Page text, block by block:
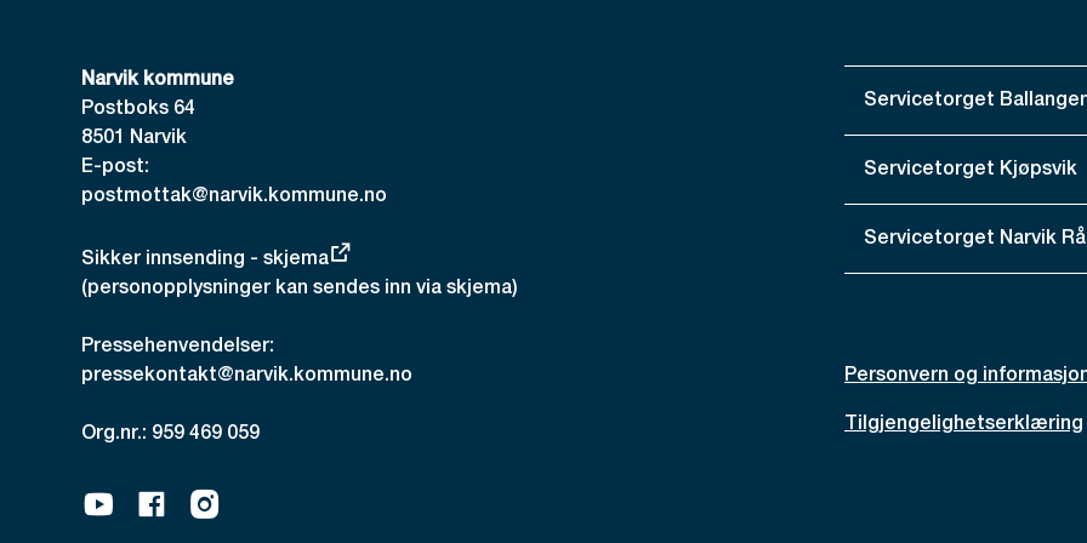
Narvik kommune
Postboks 64
8501 Narvik
E-post:
postmottak@narvik.kommune.no
Sikker innsending - skjema
(personopplysninger kan sendes inn via skjema)
Pressehenvendelser:
pressekontakt@narvik.kommune.no
Org.nr.: 959 469 059
YoutubeFacebookInstagram
Servicetorget
Servicetorget Kjøpsvik
Servicetorget Narvik
Personvern og
Tilgjengelighetserklæring